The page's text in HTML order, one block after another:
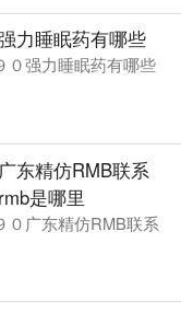
力睡眠药有哪些
０强力睡眠药有哪些
东精仿RMB联系
是哪里
０广东精仿RMB联系